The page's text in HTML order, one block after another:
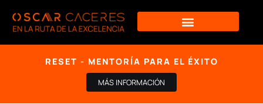
contenido
RESET - MENTORÍA PARA EL ÉXITO
MÁS INFORMACIÓN